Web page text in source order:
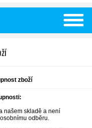
zboží
našem skladě a není
odběru.